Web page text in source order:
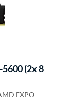
(2x 8
EXPO